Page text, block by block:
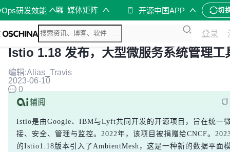
研发效能 媒体矩阵 开源中国APP 切
登录
Istio 1.18 发布，大型微服务系统管理工
编辑:Alias_Travis
2023-06-10
0
Istio是由Google、IBM与Lyft共同开发的开源项目，旨在统一
接、安全、管理与监控。2022年，该项目被捐赠给CNCF。
的Istio1.18版本引入了AmbientMesh，这是一种新的数据平面